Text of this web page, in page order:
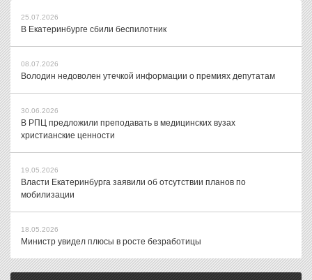
25.07.2026
В Екатеринбурге сбили беспилотник
08.07.2026
Володин недоволен утечкой информации о премиях депутатам
30.06.2026
В РПЦ предложили преподавать в медицинских вузах
христианские ценности
19.05.2026
Власти Екатеринбурга заявили об отсутствии планов по
мобилизации
18.05.2026
Министр увидел плюсы в росте безработицы